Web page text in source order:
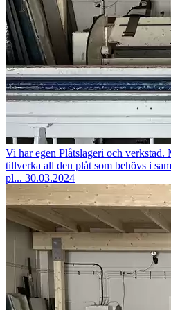
Vi har egen Plåtslageri och verkstad.
tillverka all den plåt som behövs i
pl... 30.03.2024